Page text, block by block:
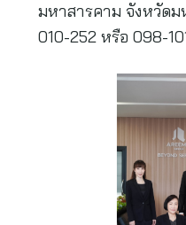
มหาสารคาม จังหวัด
010-252 หรือ 098-